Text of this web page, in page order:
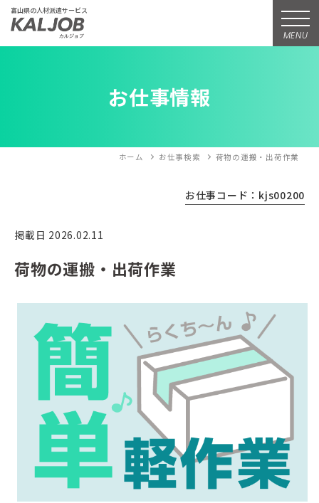
富山県の人材派遣サービス
MENU
お仕事情報
ホーム お仕事検索 荷物の運搬・出荷作業
お仕事コード：kjs00200
掲載日 2026.02.11
荷物の運搬・出荷作業